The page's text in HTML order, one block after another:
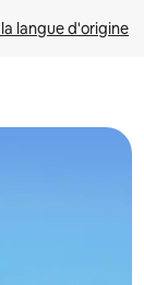
langue d'origine